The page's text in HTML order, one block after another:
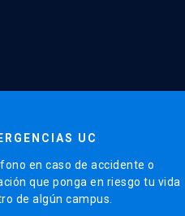
UC
en caso de accidente o
que ponga en riesgo tu vida
de algún campus.